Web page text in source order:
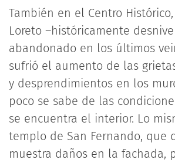
También en el Centro
Loreto –históricamente
abandonado en los últimos
sufrió el aumento de las
y desprendimientos en los
poco se sabe de las
se encuentra el interior. Lo
templo de San Fernando, que
muestra daños en la fachada,